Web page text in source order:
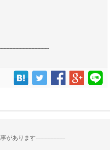
があります--------------------